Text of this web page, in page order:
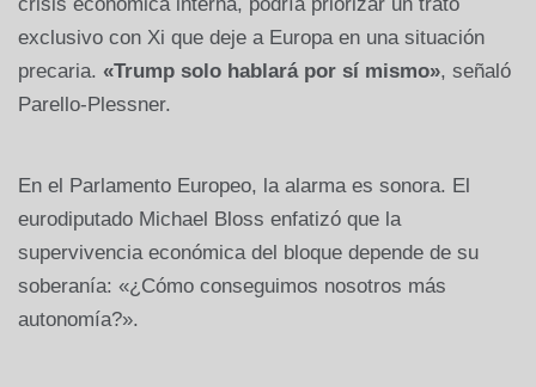
exclusivo con Xi que deje a Europa en una situación
precaria. «Trump solo hablará por sí mismo», señaló
Parello-Plessner.
En el Parlamento Europeo, la alarma es sonora. El
eurodiputado Michael Bloss enfatizó que la
supervivencia económica del bloque depende de su
soberanía: «¿Cómo conseguimos nosotros más
autonomía?».